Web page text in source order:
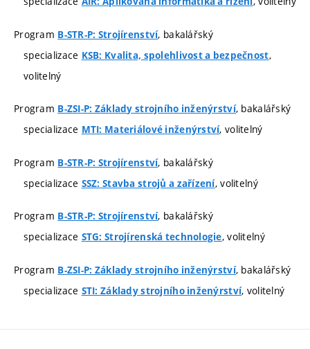
Program B-STR-P: Strojírenství, bakalářský
specializace KSB: Kvalita, spolehlivost a bezpečnost,
volitelný
Program B-ZSI-P: Základy strojního inženýrství, bakalářský
specializace MTI: Materiálové inženýrství, volitelný
Program B-STR-P: Strojírenství, bakalářský
specializace SSZ: Stavba strojů a zařízení, volitelný
Program B-STR-P: Strojírenství, bakalářský
specializace STG: Strojírenská technologie, volitelný
Program B-ZSI-P: Základy strojního inženýrství, bakalářský
specializace STI: Základy strojního inženýrství, volitelný